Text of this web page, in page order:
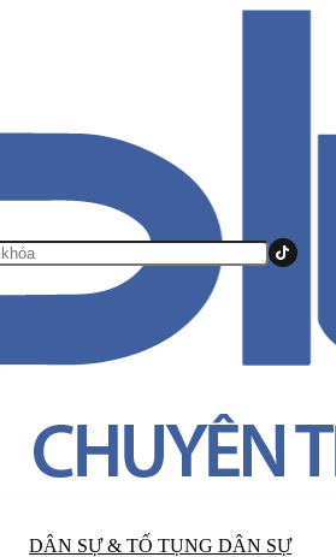
DÂN SỰ & TỐ TỤNG DÂN SỰ